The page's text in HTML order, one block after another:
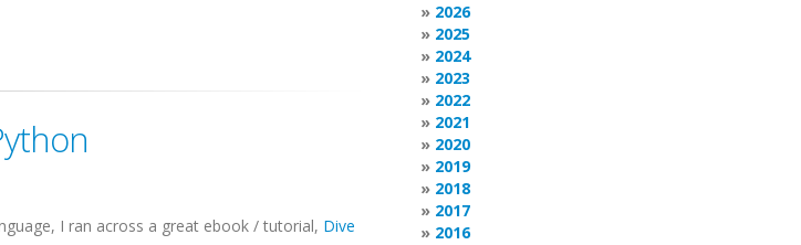
I ran across a great ebook / tutorial, Dive
2026
2025
2024
2023
2022
2021
2020
2019
2018
2017
2016